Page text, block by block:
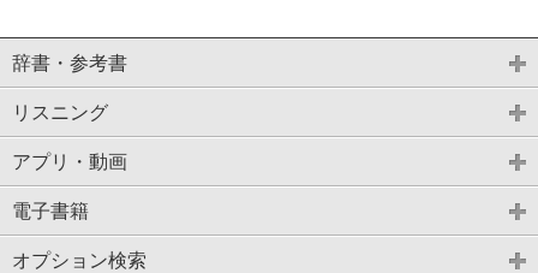
辞書・参考書
リスニング
アプリ・動画
電子書籍
オプション検索